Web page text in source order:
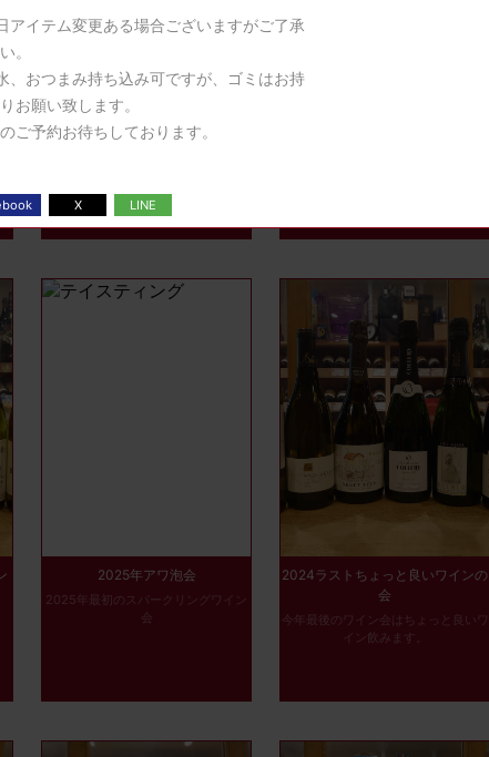
アフターヌーンシャンパーニュと
ちょっとブルゴーニュワイン会
です。
2025年アワ泡会
2025年最初のスパークリングワイン
会
2024ラストちょっと良いワインの
会
今年最後のワイン会はちょっと良いワ
イン飲みます。
アイテム変更ある場合ございますがご了承
。
、おつまみ持ち込み可ですが、ゴミはお持
お願い致します。
ご予約お待ちしております。